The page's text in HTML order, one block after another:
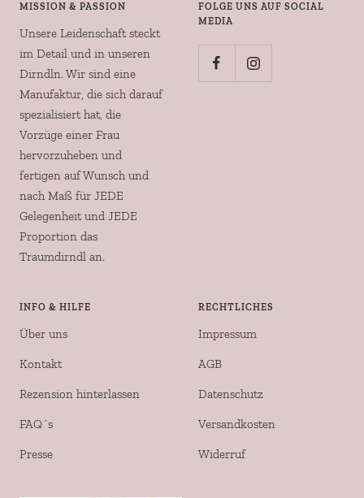
MISSION & PASSION
Unsere Leidenschaft steckt
im Detail und in unseren
Dirndln. Wir sind eine
Manufaktur, die sich darauf
spezialisiert hat, die
Vorzüge einer Frau
hervorzuheben und
fertigen auf Wunsch und
nach Maß für JEDE
Gelegenheit und JEDE
Proportion das
Traumdirndl an.
FOLGE UNS AUF SOCIAL
MEDIA
INFO & HILFE
Über uns
Kontakt
Rezension hinterlassen
FAQ´s
Presse
RECHTLICHES
Impressum
AGB
Datenschutz
Versandkosten
Widerruf